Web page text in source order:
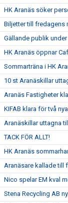
HK Aranäs söker
Biljetter till fredagens
Gällande publik
HK Aranäs öppnar
Sommarträna i HK
10 st Aranäskillar
Aranäs Fastigheter
KIFAB klara för två nya
Aranäskillar uttagna
TACK FÖR ALLT!
HK Aranäs
Aranäsare kallade till
Nico spelar EM kval
Stena Recycling AB